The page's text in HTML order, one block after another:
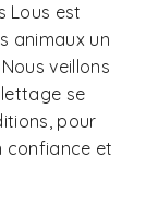
Lous est
animaux un
veillons
se
pour
confiance et